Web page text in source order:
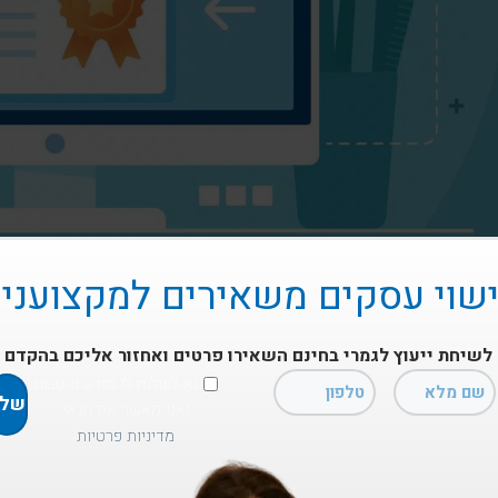
רישיון לניהול עסק
עסקים משאירים
לשיחת ייעוץ לגמרי בחינם השאירו פרטים ואחזור אליכם בהקדם
מדיניות פרטיות